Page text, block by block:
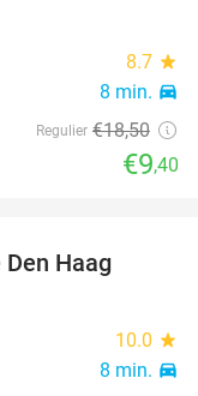
8.7 star
8 min. directions_car
Regulier €18,50
€9,40
Haag
10.0 star
8 min. directions_car